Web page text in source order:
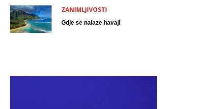
ZANIMLJIVOSTI
Gdje se nalaze havaji